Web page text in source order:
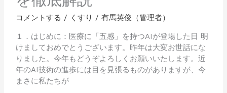
コメントする / くすり / 有馬英俊（管理者）
１．はじめに：医療に「五感」を持つAIが登場した日 明
けましておめでとうございます。昨年は大変お世話にな
りました。今年もどうぞよろしくお願いいたします。近
年のAI技術の進歩には目を見張るものがありますが、今
まさに私たちが
撃
｜
AlphaFold3
と
最
新
ト
レ